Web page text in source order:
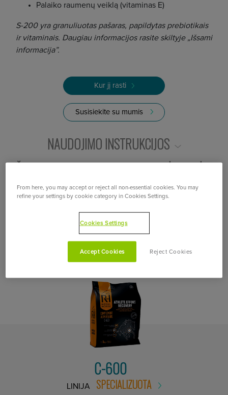
Palaiko raumenų veiklą (vitaminas E)
S-200 yra granuliuotas pašaras, papildytas prebiotikais
ir vitaminais. Daugiau informacijos rasite skiltyje „Išsami
informacija”.
Kur jį rasti
Susisiekite su mumis
NAUDOJIMO INSTRUKCIJOS
IŠSAMI INFORMACIJA
MAISTINĖ VERTĖ
PRANEŠIMAI
SUSIEKITE SAVO GAMINĮ SU
C-600
LINIJA SPECIALIZUOTA
From here, you may accept or reject all non-essential cookies. You may
refine your settings by cookie category in Cookies Settings.
Cookies Settings
Reject Cookies
Accept Cookies